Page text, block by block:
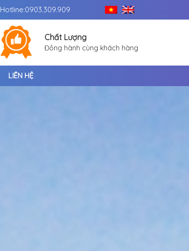
Hotline:0903.309.909
Chất Lượng
Đồng hành cùng khách hàng
LIÊN HỆ